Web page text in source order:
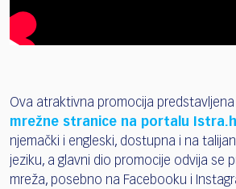
Ova atraktivna promocija
mrežne stranice na portalu
njemački i engleski, dostupna i na
jeziku, a glavni dio promocije odvija se
mreža, posebno na Facebooku i